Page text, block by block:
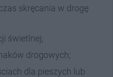
skręcania w drogę
świetlnej;
drogowych;
dla pieszych lub